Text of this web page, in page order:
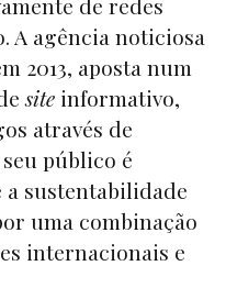
de redes
A agência noticiosa
2013, aposta num
site informativo,
através de
público é
sustentabilidade
uma combinação
internacionais e